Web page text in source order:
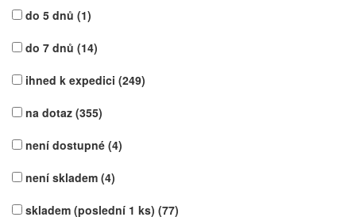
do 5 dnů (1)
do 7 dnů (14)
ihned k expedici (249)
na dotaz (355)
není dostupné (4)
není skladem (4)
skladem (poslední 1 ks) (77)